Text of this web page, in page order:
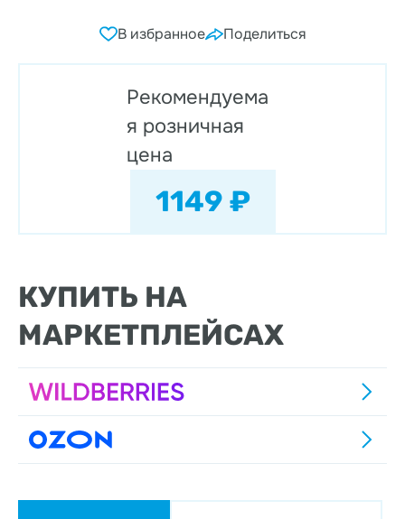
В избранное Поделиться
Рекомендуема
я розничная
цена
1149 ₽
КУПИТЬ НА
МАРКЕТПЛЕЙСАХ